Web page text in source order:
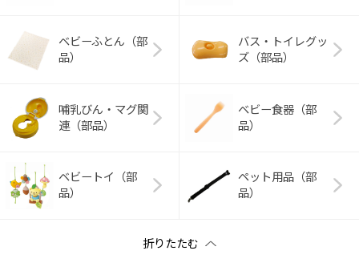
ベビーふとん（部
品）
バス・トイレグッ
ズ（部品）
哺乳びん・マグ関
連（部品）
ベビー食器（部
品）
ベビートイ（部
品）
ペット用品（部
品）